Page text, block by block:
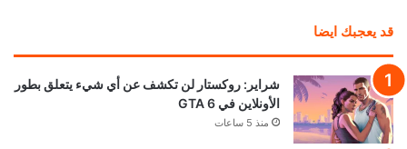
قد يعجبك ايضا
شراير: روكستار لن تكشف عن أي شيء يتعلق بطور
الأونلاين في GTA 6
منذ 5 ساعات